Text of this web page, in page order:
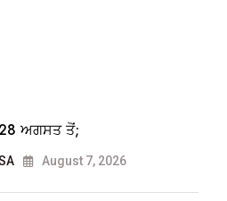
ਅਗਸਤ ਤੋਂ;
August 7, 2026